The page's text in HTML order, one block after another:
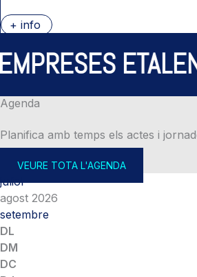
+ info
ETALENT:
Agenda
Planifica amb temps els actes i
VEURE TOTA L'AGENDA
juliol
agost 2026
setembre
DL
DM
DC